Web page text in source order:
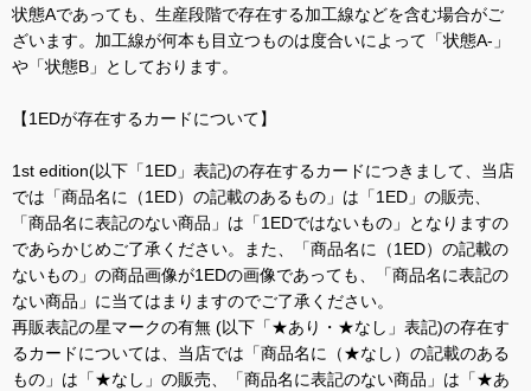
状態Aであっても、生産段階で存在する加工線などを含む場合がご
ざいます。加工線が何本も目立つものは度合いによって「状態A-」
や「状態B」としております。
【1EDが存在するカードについて】
1st edition(以下「1ED」表記)の存在するカードにつきまして、当店
では「商品名に（1ED）の記載のあるもの」は「1ED」の販売、
「商品名に表記のない商品」は「1EDではないもの」となりますの
であらかじめご了承ください。また、「商品名に（1ED）の記載の
ないもの」の商品画像が1EDの画像であっても、「商品名に表記の
ない商品」に当てはまりますのでご了承ください。
再販表記の星マークの有無 (以下「★あり・★なし」表記)の存在す
るカードについては、当店では「商品名に（★なし）の記載のある
もの」は「★なし」の販売、「商品名に表記のない商品」は「★あ